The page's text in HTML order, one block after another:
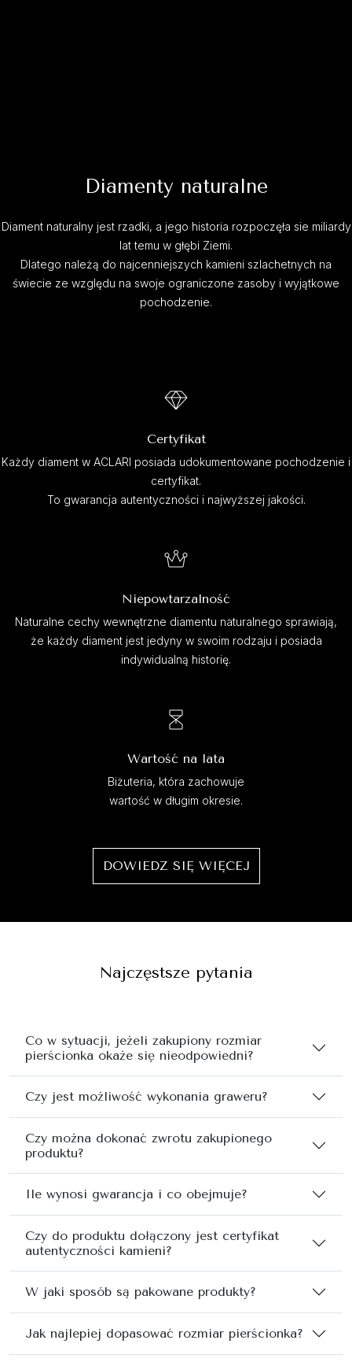
Diamenty naturalne
Diament naturalny jest rzadki, a jego historia rozpoczęła sie miliardy
lat temu w głębi Ziemi.
Dlatego należą do najcenniejszych kamieni szlachetnych na
świecie ze względu na swoje ograniczone zasoby i wyjątkowe
pochodzenie.
Certyfikat
Każdy diament w ACLARI posiada udokumentowane pochodzenie i
certyfikat.
To gwarancja autentyczności i najwyższej jakości.
Niepowtarzalność
Naturalne cechy wewnętrzne diamentu naturalnego sprawiają,
że każdy diament jest jedyny w swoim rodzaju i posiada
indywidualną historię.
Wartość na lata
Biżuteria, która zachowuje
wartość w długim okresie.
DOWIEDZ SIĘ WIĘCEJ
Najczęstsze pytania
Co w sytuacji, jeżeli zakupiony rozmiar
pierścionka okaże się nieodpowiedni?
Czy jest możliwość wykonania graweru?
Czy można dokonać zwrotu zakupionego
produktu?
Ile wynosi gwarancja i co obejmuje?
Czy do produktu dołączony jest certyfikat
autentyczności kamieni?
W jaki sposób są pakowane produkty?
Jak najlepiej dopasować rozmiar pierścionka?